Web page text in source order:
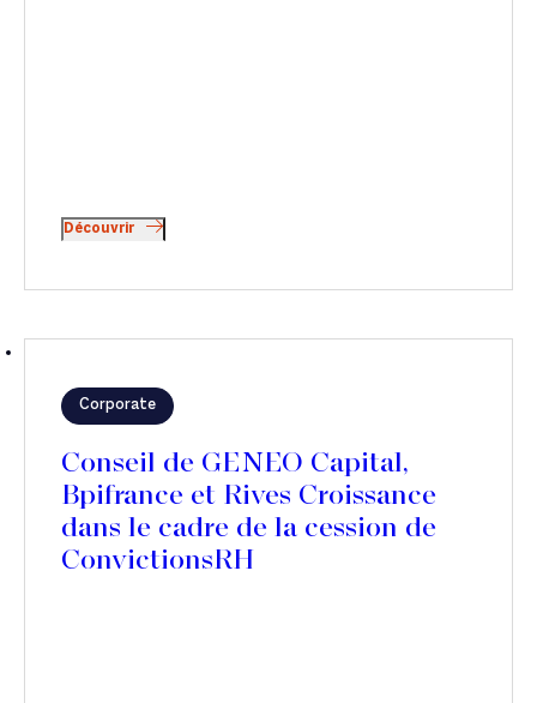
Découvrir
Corporate
Conseil de GENEO Capital,
Bpifrance et Rives Croissance
dans le cadre de la cession de
ConvictionsRH